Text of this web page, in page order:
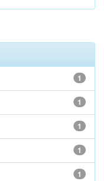
1
1
1
1
1